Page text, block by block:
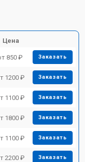
Цена
850 ₽ Заказать
1200 ₽ Заказать
1100 ₽ Заказать
1800 ₽ Заказать
1100 ₽ Заказать
2200 ₽ Заказать